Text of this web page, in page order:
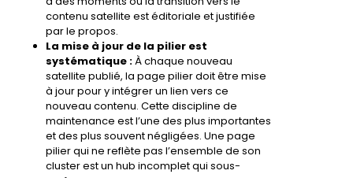
contenu satellite est éditoriale et justifiée
par le propos.
La mise à jour de la pilier est
systématique :À chaque nouveau
satellite publié, la page pilier doit être mise
à jour pour y intégrer un lien vers ce
nouveau contenu. Cette discipline de
maintenance est l’une des plus importantes
et des plus souvent négligées. Une page
pilier qui ne reflète pas l’ensemble de son
cluster est un hub incomplet qui sous-